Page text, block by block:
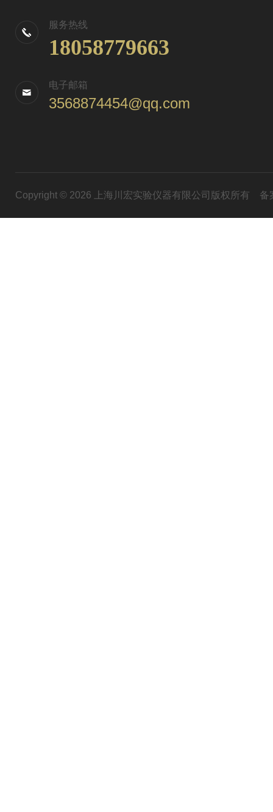
服务热线
18058779663
电子邮箱
3568874454@qq.com
Copyright © 2026 上海川宏实验仪器有限公司版权所有 备